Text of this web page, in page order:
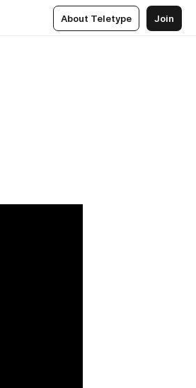
About Teletype Join